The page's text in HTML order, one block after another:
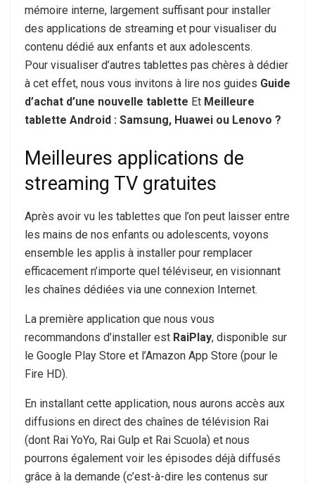
mémoire interne, largement suffisant pour installer
des applications de streaming et pour visualiser du
contenu dédié aux enfants et aux adolescents.
Pour visualiser d’autres tablettes pas chères à dédier
à cet effet, nous vous invitons à lire nos guides Guide
d’achat d’une nouvelle tablette Et Meilleure
tablette Android : Samsung, Huawei ou Lenovo ?
Meilleures applications de
streaming TV gratuites
Après avoir vu les tablettes que l’on peut laisser entre
les mains de nos enfants ou adolescents, voyons
ensemble les applis à installer pour remplacer
efficacement n’importe quel téléviseur, en visionnant
les chaînes dédiées via une connexion Internet.
La première application que nous vous
recommandons d’installer est RaiPlay, disponible sur
le Google Play Store et l’Amazon App Store (pour le
Fire HD).
En installant cette application, nous aurons accès aux
diffusions en direct des chaînes de télévision Rai
(dont Rai YoYo, Rai Gulp et Rai Scuola) et nous
pourrons également voir les épisodes déjà diffusés
grâce à la demande (c’est-à-dire les contenus sur